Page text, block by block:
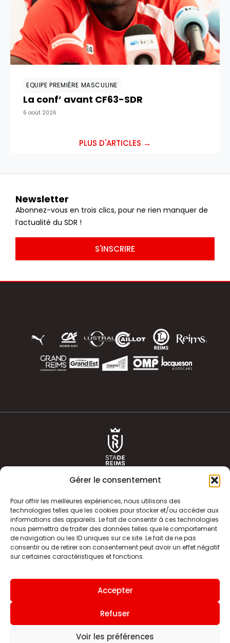
Gérer le consentement
Pour offrir les meilleures expériences, nous utilisons des
technologies telles que les cookies pour stocker et/ou accéder aux
informations des appareils. Le fait de consentir à ces technologies
nous permettra de traiter des données telles que le comportement
de navigation ou les ID uniques sur ce site. Le fait de ne pas
consentir ou de retirer son consentement peut avoir un effet négatif
sur certaines caractéristiques et fonctions.
Accepter
Refuser
Voir les préférences
EQUIPE PREMIÈRE MASCULINE
La conf’ avant CF63-SDR
6 août 2026
PLUS D'ARTICLES →
Newsletter
Abonnez-vous en trois clics, pour ne rien manquer de
l’actualité du SDR !
S'INSCRIRE
ACTUALITÉS
CLUB
BOUTIQUE
HISTOIRE
ÉQUIPE PREMIERE
INFOS ET CONTACT